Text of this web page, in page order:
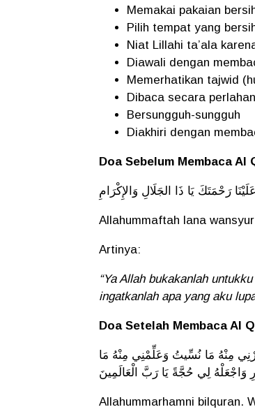
Memakai pakaian
Pilih tempat yang
Niat Lillahi ta’ala
Diawali dengan
Memerhatikan tajwid
Dibaca secara
Bersungguh-sungguh
Diakhiri dengan
Doa Sebelum Membaca Al
عَلَيْنَا رَحْمَتَكَ يَا ذَا الجَلَالِ وَالإِكْرَامِ
Allahummaftah lana
Artinya:
“Ya Allah bukakanlah
ingatkanlah apa yang aku
Doa Setelah Membaca Al
مِنْهُ مَا نُسِّيتُ وَعَلِّمْنِي مِنْهُ مَا
وَاجْعَلْهُ لِي حُجَّةً يَا رَبَّ الْعَالَمِينَ
Allahummarhamni bilquran.